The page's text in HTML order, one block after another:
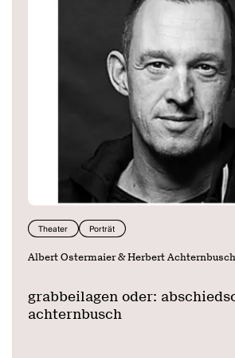
Theater Porträt
Albert Ostermaier & Herbert Achternbusch
grabbeilagen oder:
achternbusch